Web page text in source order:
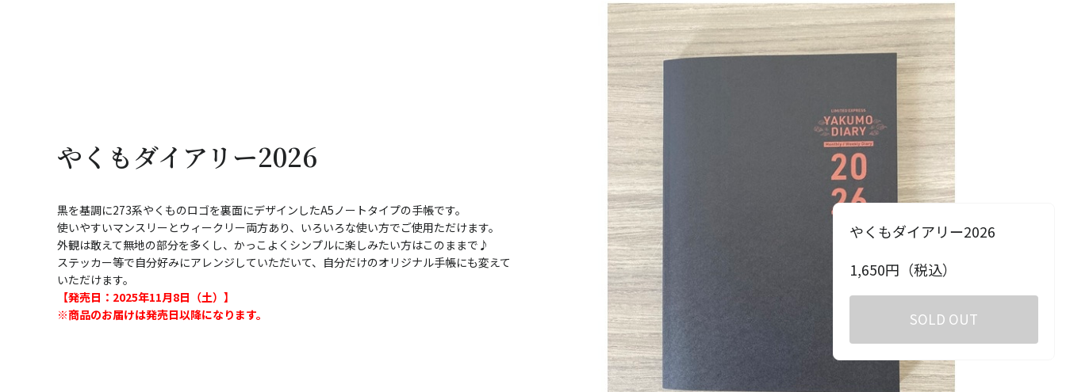
やくもダイアリー2026
1,650円（税込）
SOLD OUT
やくもダイアリー2026
黒を基調に273系やくものロゴを裏面にデザインしたA5ノートタイプの手帳です。
使いやすいマンスリーとウィークリー両方あり、いろいろな使い方でご使用ただけます。
外観は敢えて無地の部分を多くし、かっこよくシンプルに楽しみたい方はこのままで♪
ステッカー等で自分好みにアレンジしていただいて、自分だけのオリジナル手帳にも変えて
いただけます。
【発売日：2025年11月8日（土）】
※商品のお届けは発売日以降になります。